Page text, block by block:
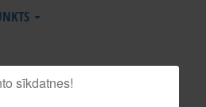
sīkdatnes!